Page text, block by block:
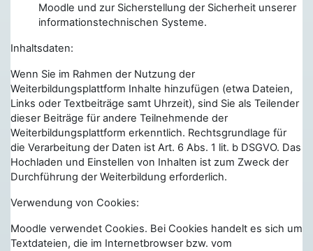
Moodle und zur Sicherstellung der Sicherheit unserer
informationstechnischen Systeme.
Inhaltsdaten:
Wenn Sie im Rahmen der Nutzung der
Weiterbildungsplattform Inhalte hinzufügen (etwa Dateien,
Links oder Textbeiträge samt Uhrzeit), sind Sie als Teilender
dieser Beiträge für andere Teilnehmende der
Weiterbildungsplattform erkenntlich. Rechtsgrundlage für
die Verarbeitung der Daten ist Art. 6 Abs. 1 lit. b DSGVO. Das
Hochladen und Einstellen von Inhalten ist zum Zweck der
Durchführung der Weiterbildung erforderlich.
Verwendung von Cookies:
Moodle verwendet Cookies. Bei Cookies handelt es sich um
Textdateien, die im Internetbrowser bzw. vom